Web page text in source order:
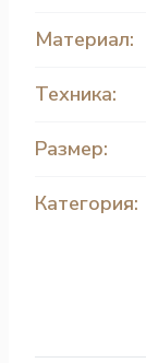
Материал:
Техника:
Размер:
Категория: